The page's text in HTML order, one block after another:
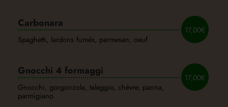
Carbonara
17,00€
Spaghetti, lardons fumés, parmesan, oeuf
Gnocchi 4 formaggi
17,00€
Gnocchi, gorgonzola, taleggio, chèvre, panna,
parmigiano